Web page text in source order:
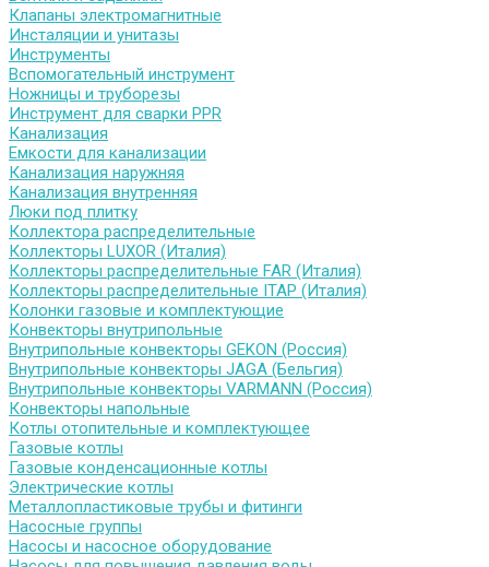
Клапаны электромагнитные
Инсталяции и унитазы
Инструменты
Вспомогательный инструмент
Ножницы и труборезы
Инструмент для сварки PPR
Канализация
Емкости для канализации
Канализация наружняя
Канализация внутренняя
Люки под плитку
Коллектора распределительные
Коллекторы LUXOR (Италия)
Коллекторы распределительные FAR (Италия)
Коллекторы распределительные ITAP (Италия)
Колонки газовые и комплектующие
Конвекторы внутрипольные
Внутрипольные конвекторы GEKON (Россия)
Внутрипольные конвекторы JAGA (Бельгия)
Внутрипольные конвекторы VARMANN (Россия)
Конвекторы напольные
Котлы отопительные и комплектующее
Газовые котлы
Газовые конденсационные котлы
Электрические котлы
Металлопластиковые трубы и фитинги
Насосные группы
Насосы и насосное оборудование